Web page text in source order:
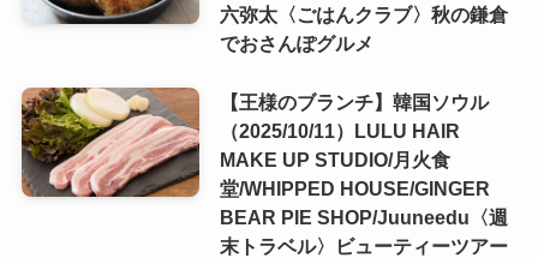
六弥太〈ごはんクラブ〉秋の鎌倉
でおさんぽグルメ
【王様のブランチ】韓国ソウル
（2025/10/11）LULU HAIR
MAKE UP STUDIO/月火食
堂/WHIPPED HOUSE/GINGER
BEAR PIE SHOP/Juuneedu〈週
末トラベル〉ビューティーツアー